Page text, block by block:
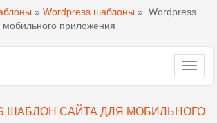
» Wordpress шаблоны » Wordpress
приложения
ШАБЛОН САЙТА ДЛЯ МОБИЛЬНОГО